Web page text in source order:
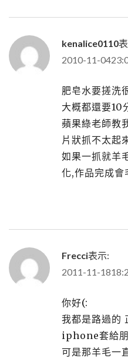
kenalice0110
2010-11-
肥皂水要搓洗
大概都還要10
蘋果綠老師教
片狀抓不太起
如果一抓就羊
化,作品完成會
Frecci表示:
2011-11-
你好(:
我都是路過的
iphone套給
可是那羊毛一